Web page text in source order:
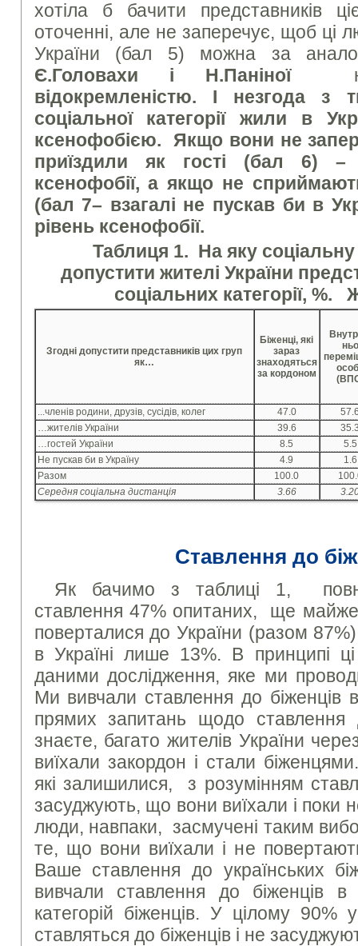
хотіла б бачити представників
оточенні, але не заперечує, щоб ці
України (бал 5) можна за
Є.Головахи і Н.Паніної
відокремленістю. І незгода з
соціальної категорії жили в
ксенофобією. Якщо вони не
приїздили як гості (бал 6) –
ксенофобії, а якщо не
(бал 7– взагалі не пускав би в
рівень ксенофобії.
Таблиця 1. На яку соціальну
допустити жителі України
соціальних категорії, %.
Згодні допустити представників цих груп
як…
Біженці, які
зараз
знаходяться
за кордоном
ньо
...членів родини, друзів, сусідів, колег 47.0
…жителів України
39.6
…гостей України
8.5
5.5
Не пускав би в Україну
4.9
1.6
Разом
100.0
Середня соціальна дистанція
3.66
Ставлення до
Як бачимо з таблиці 1,
ставлення 47% опитаних, ще
поверталися до України (разом
в Україні лише 13%. В принципі
даними дослідження, яке ми
Ми вивчали ставлення до біженців
прямих запитань щодо
знаєте, багато жителів України
виїхали закордон і стали
які залишилися, з розумінням
засуджують, що вони виїхали і поки
люди, навпаки, засмучені таким
те, що вони виїхали і не
Ваше ставлення до українських
вивчали ставлення до біженців
категорій біженців. У цілому 90%
ставляться до біженців і не